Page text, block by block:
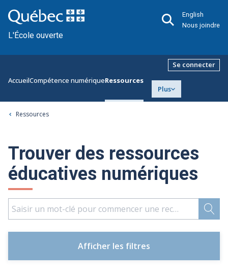
L'École ouverte
English
Nous joindre
AccueilCompétence numériqueRessources
Plus
Se connecter
Ressources
Trouver des ressources
éducatives numériques
Afficher les filtres